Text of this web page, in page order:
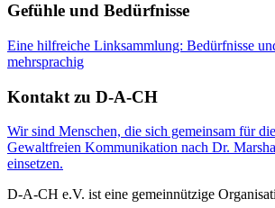
Gefühle und Bedürfnisse
Eine hilfreiche Linksammlung: Bedürfnisse
mehrsprachig
Kontakt zu D-A-CH
Wir sind Menschen, die sich gemeinsam für
Gewaltfreien Kommunikation nach Dr.
einsetzen.
D-A-CH e.V. ist eine gemeinnützige